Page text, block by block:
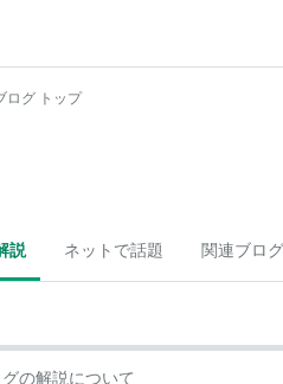
ログ トップ
説 ネットで話題 関連ブログ
の解説について